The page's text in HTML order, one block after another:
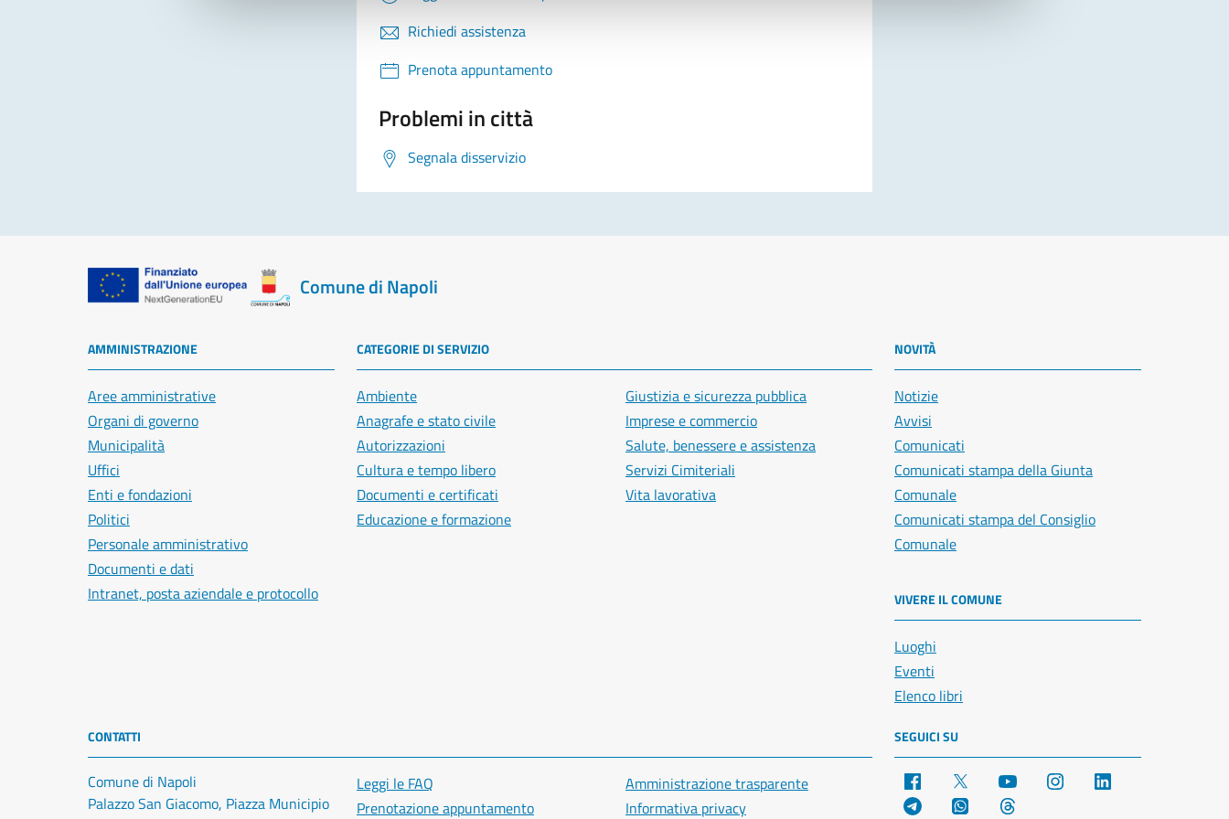
Richiedi assistenza
Prenota appuntamento
Problemi in città
Segnala disservizio
Comune di Napoli
AMMINISTRAZIONE
Aree amministrative
Organi di governo
Municipalità
Uffici
Enti e fondazioni
Politici
Personale amministrativo
Documenti e dati
Intranet, posta aziendale e protocollo
CATEGORIE DI SERVIZIO
Ambiente
Anagrafe e stato civile
Autorizzazioni
Cultura e tempo libero
Documenti e certificati
Educazione e formazione
Giustizia e sicurezza pubblica
Imprese e commercio
Salute, benessere e assistenza
Servizi Cimiteriali
Vita lavorativa
NOVITÀ
Notizie
Avvisi
Comunicati
Comunicati stampa della Giunta
Comunale
Comunicati stampa del Consiglio
Comunale
VIVERE IL COMUNE
Luoghi
Eventi
Elenco libri
CONTATTI
Comune di Napoli
Palazzo San Giacomo, Piazza Municipio
Leggi le FAQ
Prenotazione appuntamento
Amministrazione trasparente
Informativa privacy
SEGUICI SU
Facebook YouTube Instagram
Telegram WhatsApp